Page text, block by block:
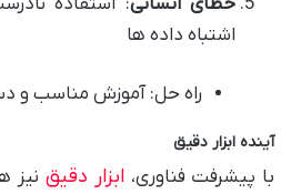
اشتباه داده ها
راه حل: آموزش مناسب و
آینده ابزار دقیق
با پیشرفت فناوری، ابزار دقیق نیز